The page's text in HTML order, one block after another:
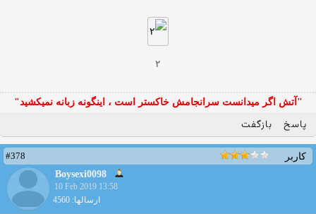
۲
"آتش اگر ميدانست سرانجامش خاكستر است ، اينگونه زبانه نميكشيد"
پاسخ بازگفت
کاربر
#378
Boysexi0098
10 Feb 2019 13:58
ارسالها: 4560